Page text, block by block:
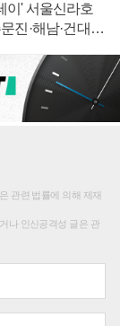
이' 서울신라호
진·해남·건대로
관련 법률에 의해 제재
나 인신공격성 글은 관